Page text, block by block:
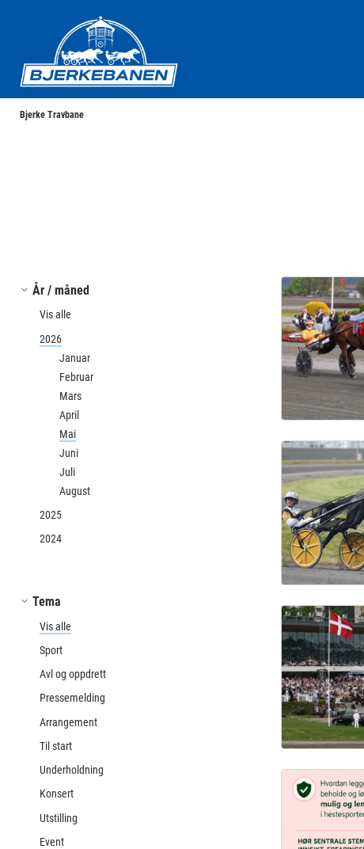
Bjerke Travbane
År / måned
Vis alle
2026
Januar
Februar
Mars
April
Mai
Juni
Juli
August
2025
2024
Tema
Vis alle
Sport
Avl og oppdrett
Pressemelding
Arrangement
Til start
Underholdning
Konsert
Utstilling
Event